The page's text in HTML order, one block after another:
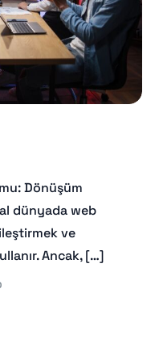
Dönüşüm
dünyada web
ve
Ancak, […]